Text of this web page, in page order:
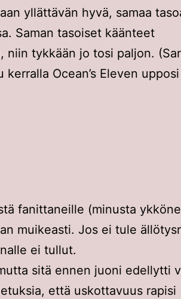
yllättävän hyvä, samaa
Saman tasoiset käänteet
niin tykkään jo tosi paljon.
Ocean’s Eleven
fanittaneille (minusta
muikeasti. Jos ei tule
ei tullut.
sitä ennen juoni edellytti
että uskottavuus rapisi